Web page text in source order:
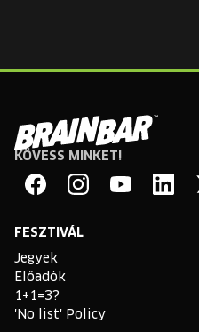
Brain
Bar
KÖVESS MINKET!
FESZTIVÁL
Jegyek
Előadók
1+1=3?
'No list' Policy